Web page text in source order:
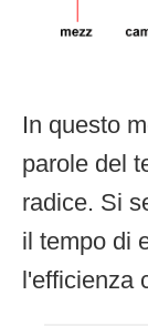
In questo
parole del
radice. Si
il tempo di
l'efficienza